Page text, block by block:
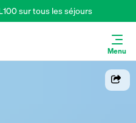
sur tous les séjours
Menu